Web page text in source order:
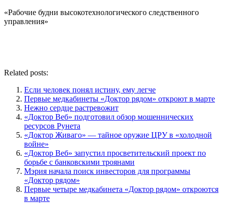
«Рабочие будни высокотехнологического следственного
управления»
Related posts:
Если человек понял истину, ему легче
Первые медкабинеты «Доктор рядом» откроют в марте
Нежно сердце растревожит
«Доктор Веб» подготовил обзор мошеннических
ресурсов Рунета
«Доктор Живаго» — тайное оружие ЦРУ в «холодной
войне»
«Доктор Веб» запустил просветительский проект по
борьбе с банковскими троянами
Мэрия начала поиск инвесторов для программы
«Доктор рядом»
Первые четыре медкабинета «Доктор рядом» откроются
в марте